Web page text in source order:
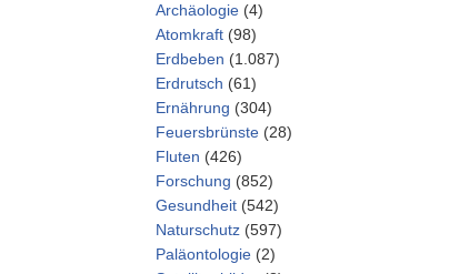
Archäologie (4)
Atomkraft (98)
Erdbeben (1.087)
Erdrutsch (61)
Ernährung (304)
Feuersbrünste (28)
Fluten (426)
Forschung (852)
Gesundheit (542)
Naturschutz (597)
Paläontologie (2)